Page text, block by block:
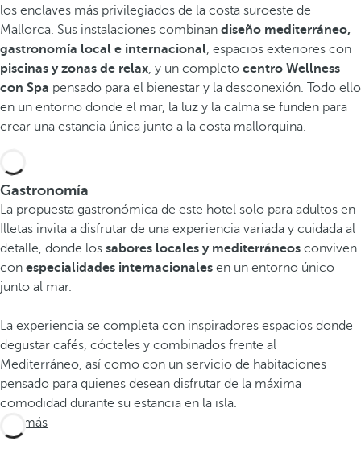
los enclaves más privilegiados de la costa suroeste de
Mallorca. Sus instalaciones combinan diseño mediterráneo,
gastronomía local e internacional, espacios exteriores con
piscinas y zonas de relax, y un completo centro Wellness
con Spa pensado para el bienestar y la desconexión. Todo ello
en un entorno donde el mar, la luz y la calma se funden para
crear una estancia única junto a la costa mallorquina.
Gastronomía
La propuesta gastronómica de este hotel solo para adultos en
Illetas invita a disfrutar de una experiencia variada y cuidada al
detalle, donde los sabores locales y mediterráneos conviven
con especialidades internacionales en un entorno único
junto al mar.
La experiencia se completa con inspiradores espacios donde
degustar cafés, cócteles y combinados frente al
Mediterráneo, así como con un servicio de habitaciones
pensado para quienes desean disfrutar de la máxima
comodidad durante su estancia en la isla.
Ver más